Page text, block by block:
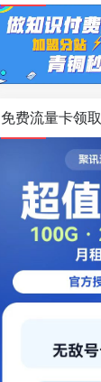
免费流量卡领取